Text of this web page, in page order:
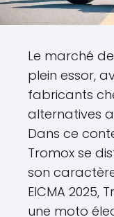
Le marché
plein essor,
fabricants
alternatives
Dans ce
Tromox se
son
EICMA 2025,
une moto